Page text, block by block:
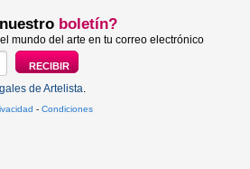
boletín?
mundo del arte en tu correo electrónico
de Artelista.
- Condiciones